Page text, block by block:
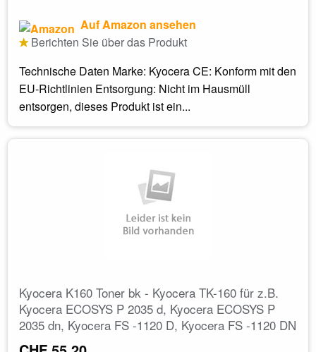
Auf Amazon ansehen
Berichten Sie über das Produkt
Technische Daten Marke: Kyocera CE: Konform mit den
EU-Richtlinien Entsorgung: Nicht im Hausmüll
entsorgen, dieses Produkt ist ein...
Kyocera K160 Toner bk - Kyocera TK-160 für z.B.
Kyocera ECOSYS P 2035 d, Kyocera ECOSYS P
2035 dn, Kyocera FS -1120 D, Kyocera FS -1120 DN